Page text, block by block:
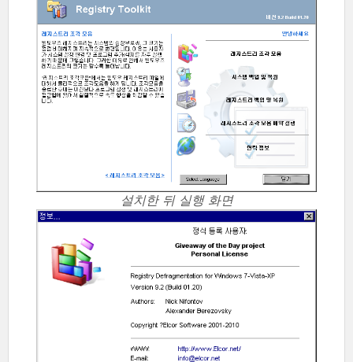
설치한 뒤 실행 화면